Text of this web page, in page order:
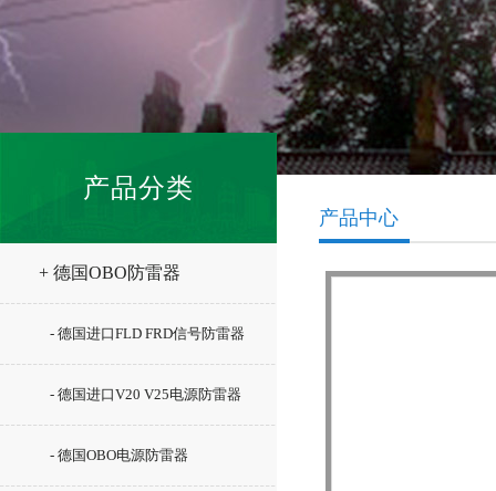
产品分类
+ 德国OBO防雷器
- 德国进口FLD FRD信号防雷器
- 德国进口V20 V25电源防雷器
- 德国OBO电源防雷器
产品中心